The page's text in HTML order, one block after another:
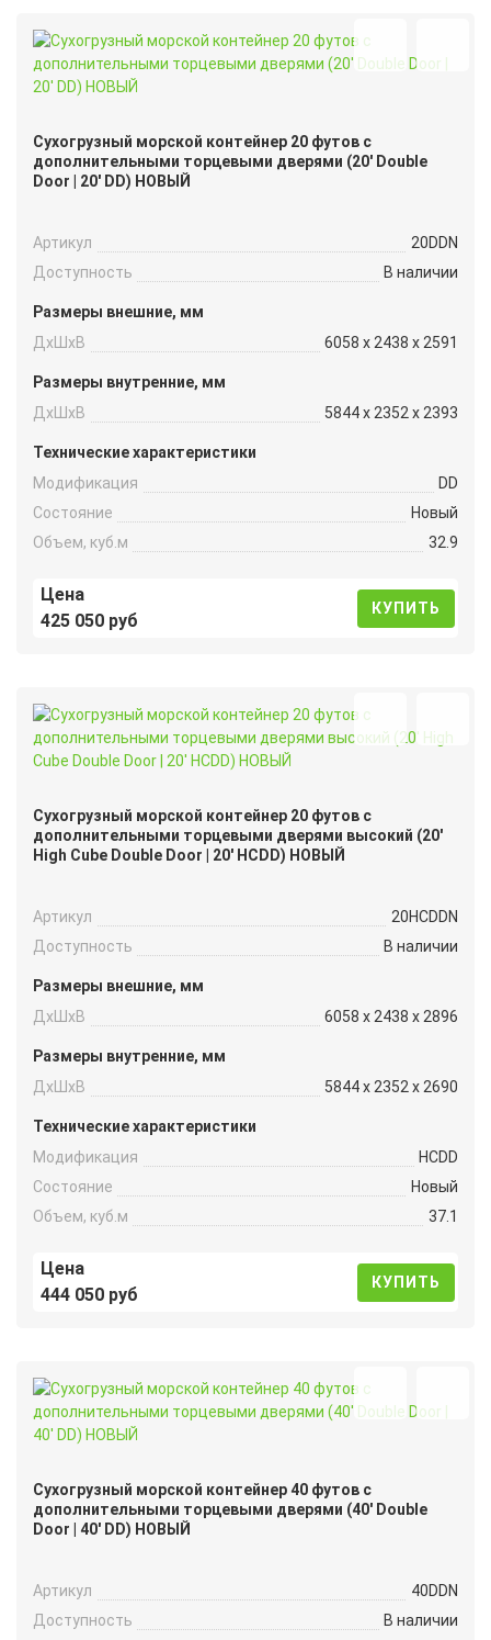
Сухогрузный морской контейнер 20 футов с
дополнительными торцевыми дверями (20′ Double
Door | 20′ DD) НОВЫЙ
Артикул
20DDN
Доступность
В наличии
Размеры внешние, мм
ДxШxВ
6058 x 2438 x 2591
Размеры внутренние, мм
ДxШxВ
5844 x 2352 x 2393
Технические характеристики
Модификация
DD
Состояние
Новый
Объем, куб.м
32.9
Цена
425 050 руб
КУПИТЬ
Сухогрузный морской контейнер 20 футов с
дополнительными торцевыми дверями высокий (20′
High Cube Double Door | 20′ HCDD) НОВЫЙ
Артикул
20HCDDN
Доступность
В наличии
Размеры внешние, мм
ДxШxВ
6058 x 2438 x 2896
Размеры внутренние, мм
ДxШxВ
5844 x 2352 x 2690
Технические характеристики
Модификация
HCDD
Состояние
Новый
Объем, куб.м
37.1
Цена
444 050 руб
КУПИТЬ
Сухогрузный морской контейнер 40 футов с
дополнительными торцевыми дверями (40′ Double
Door | 40′ DD) НОВЫЙ
Артикул
40DDN
Доступность
В наличии